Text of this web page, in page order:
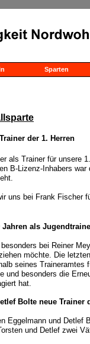
Sparten
der 1. Herren
als Trainer für unsere
B-Lizenz-Inhabers
uns bei Frank Fischer
Jahren als
bei Reiner
möchte. Die
seines
und besonders die
hat.
Bolte neue Trainer
Eggelmann und Detlef
und Detlef zwei